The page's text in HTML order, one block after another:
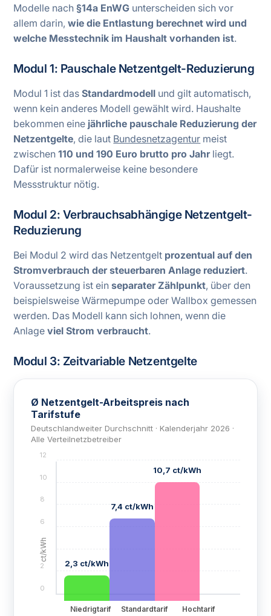
Modelle nach§14a EnWG unterscheiden sich vor
allem darin,wie die Entlastung berechnet wird und
welche Messtechnik im Haushalt vorhanden ist.
Modul 1: Pauschale Netzentgelt-Reduzierung
Modul 1 ist dasStandardmodell und gilt automatisch,
wenn kein anderes Modell gewählt wird. Haushalte
bekommen eine jährliche pauschale Reduzierung der
Netzentgelte, die laut Bundesnetzagentur meist
zwischen110 und 190 Euro brutto pro Jahrliegt.
Dafür ist normalerweise keine besondere
Messstruktur nötig.
Modul 2: Verbrauchsabhängige Netzentgelt-
Reduzierung
Bei Modul 2 wird das Netzentgelt prozentual auf den
Stromverbrauch der steuerbaren Anlage reduziert.
Voraussetzung ist einseparater Zählpunkt, über den
beispielsweise Wärmepumpe oder Wallbox gemessen
werden. Das Modell kann sich lohnen, wenn die
Anlageviel Strom verbraucht.
Modul 3: Zeitvariable Netzentgelte
Ø Netzentgelt-Arbeitspreis nach
Tarifstufe
Deutschlandweiter Durchschnitt · Kalenderjahr 2026 ·
Alle Verteilnetzbetreiber
ct/kWh
12
10
8
6
4
2
0
2,3 ct/kWh
7,4 ct/kWh
10,7 ct/kWh
Niedrigtarif Standardtarif Hochtarif